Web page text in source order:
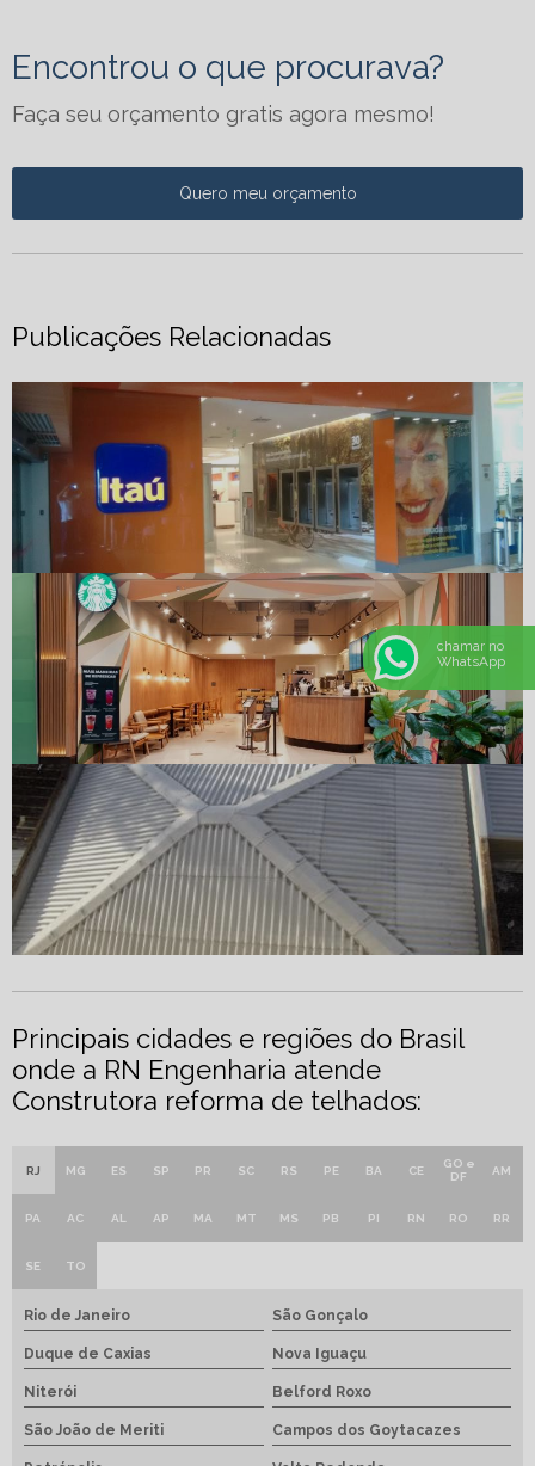
Encontrou o que procurava?
Faça seu orçamento gratis agora mesmo!
Quero meu orçamento
Publicações Relacionadas
Principais cidades e regiões do Brasil
onde a RN Engenharia atende
Construtora reforma de telhados:
RJ MG ES SP PR SC RS PE BA CE
GO e
DF
AM
PA AC AL AP MA MT MS PB PI RN RO RR
SE TO
Rio de Janeiro São Gonçalo
Duque de Caxias Nova Iguaçu
Niterói Belford Roxo
São João de Meriti Campos dos Goytacazes
chamar no
WhatsApp